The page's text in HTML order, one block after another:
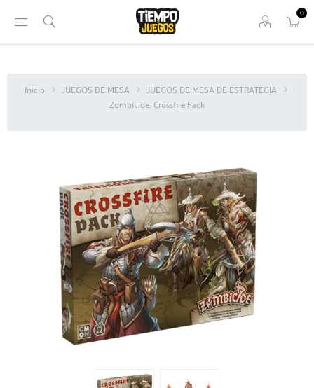
0
Inicio JUEGOS DE MESA
JUEGOS DE MESA DE ESTRATEGIA
Zombicide: Crossfire Pack